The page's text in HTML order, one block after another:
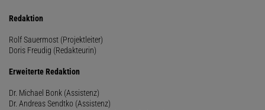
Redaktion
Rolf Sauermost (Projektleiter)
Doris Freudig (Redakteurin)
Erweiterte Redaktion
Dr. Michael Bonk (Assistenz)
Dr. Andreas Sendtko (Assistenz)